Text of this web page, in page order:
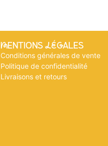
mENTIONS légALES
Conditions générales de vente
Politique de confidentialité
Livraisons et retours